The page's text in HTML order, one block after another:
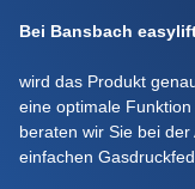
Bei Bansbach
wird das Produkt
eine optimale
beraten wir Sie bei
einfachen